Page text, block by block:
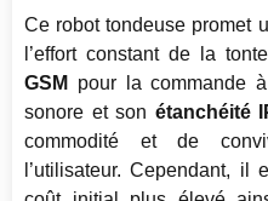
Ce robot tondeuse promet
l’effort constant de la
GSM
pour la commande
sonore et son étanchéité
commodité et de
l’utilisateur. Cependant,